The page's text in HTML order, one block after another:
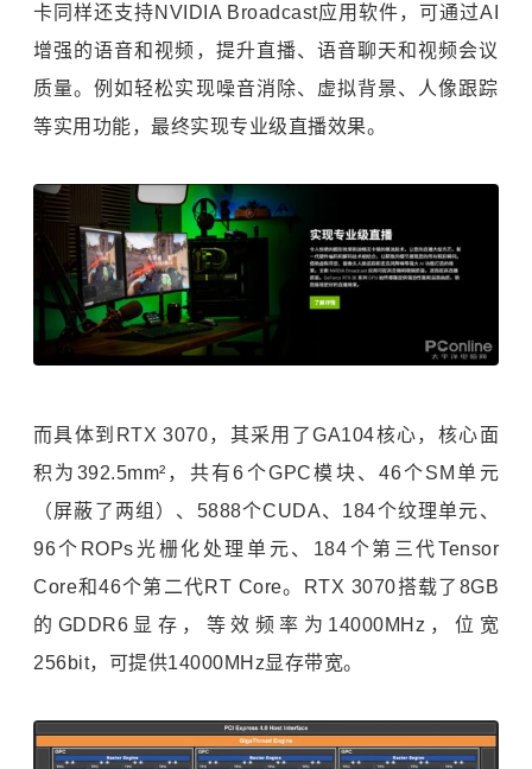
卡同样还支持NVIDIA Broadcast应用软件，可通过AI
增强的语音和视频，提升直播、语音聊天和视频会议
质量。例如轻松实现噪音消除、虚拟背景、人像跟踪
等实用功能，最终实现专业级直播效果。
而具体到RTX 3070，其采用了GA104核心，核心面
积为392.5mm²，共有6个GPC模块、46个SM单元
（屏蔽了两组）、5888个CUDA、184个纹理单元、
96个ROPs光栅化处理单元、184个第三代Tensor
Core和46个第二代RT Core。RTX 3070搭载了8GB
的GDDR6显存，等效频率为14000MHz，位宽
256bit，可提供14000MHz显存带宽。